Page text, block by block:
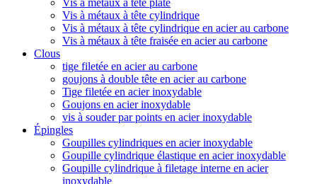
Vis à métaux à tête plate
Vis à métaux à tête cylindrique
Vis à métaux à tête cylindrique en acier au carbone
Vis à métaux à tête fraisée en acier au carbone
Clous
tige filetée en acier au carbone
goujons à double tête en acier au carbone
Tige filetée en acier inoxydable
Goujons en acier inoxydable
vis à souder par points en acier inoxydable
Épingles
Goupilles cylindriques en acier inoxydable
Goupille cylindrique élastique en acier inoxydable
Goupille cylindrique à filetage interne en acier
inoxydable